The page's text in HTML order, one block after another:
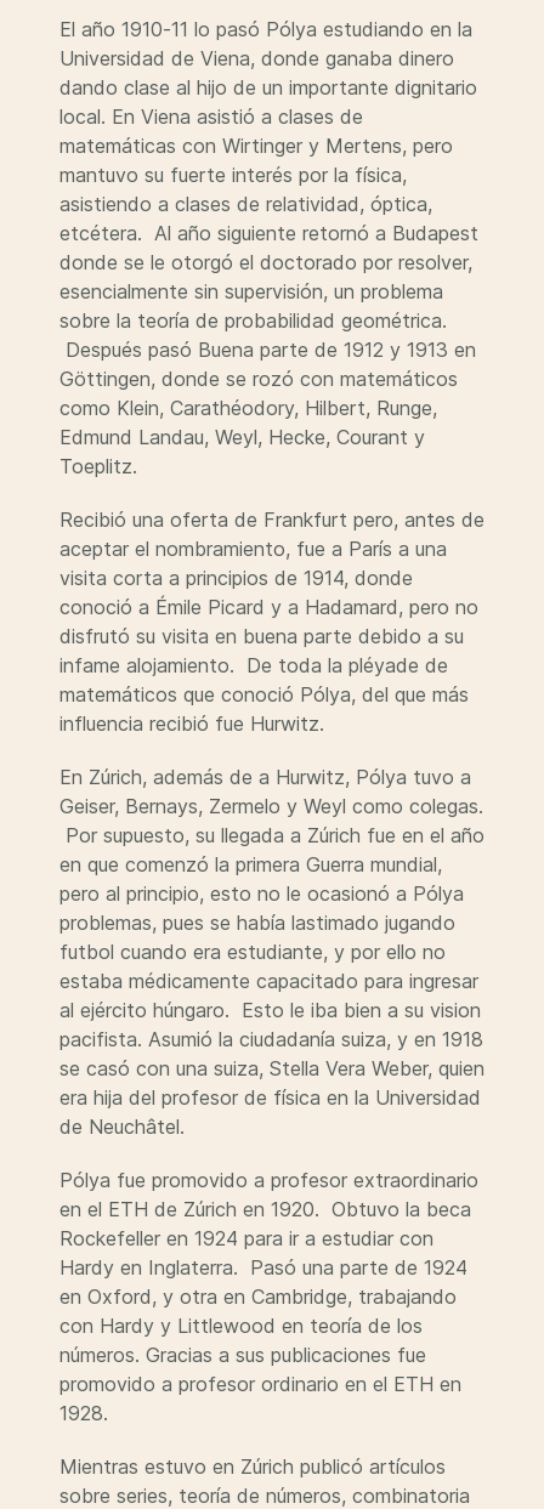
El año 1910-11 lo pasó Pólya estudiando en la
Universidad de Viena, donde ganaba dinero
dando clase al hijo de un importante dignitario
local. En Viena asistió a clases de
matemáticas con Wirtinger y Mertens, pero
mantuvo su fuerte interés por la física,
asistiendo a clases de relatividad, óptica,
etcétera. Al año siguiente retornó a Budapest
donde se le otorgó el doctorado por resolver,
esencialmente sin supervisión, un problema
sobre la teoría de probabilidad geométrica.
Después pasó Buena parte de 1912 y 1913 en
Göttingen, donde se rozó con matemáticos
como Klein, Carathéodory, Hilbert, Runge,
Edmund Landau, Weyl, Hecke, Courant y
Toeplitz.
Recibió una oferta de Frankfurt pero, antes de
aceptar el nombramiento, fue a París a una
visita corta a principios de 1914, donde
conoció a Émile Picard y a Hadamard, pero no
disfrutó su visita en buena parte debido a su
infame alojamiento. De toda la pléyade de
matemáticos que conoció Pólya, del que más
influencia recibió fue Hurwitz.
En Zúrich, además de a Hurwitz, Pólya tuvo a
Geiser, Bernays, Zermelo y Weyl como colegas.
Por supuesto, su llegada a Zúrich fue en el año
en que comenzó la primera Guerra mundial,
pero al principio, esto no le ocasionó a Pólya
problemas, pues se había lastimado jugando
futbol cuando era estudiante, y por ello no
estaba médicamente capacitado para ingresar
al ejército húngaro. Esto le iba bien a su vision
pacifista. Asumió la ciudadanía suiza, y en 1918
se casó con una suiza, Stella Vera Weber, quien
era hija del profesor de física en la Universidad
de Neuchâtel.
Pólya fue promovido a profesor extraordinario
en el ETH de Zúrich en 1920. Obtuvo la beca
Rockefeller en 1924 para ir a estudiar con
Hardy en Inglaterra. Pasó una parte de 1924
en Oxford, y otra en Cambridge, trabajando
con Hardy y Littlewood en teoría de los
números. Gracias a sus publicaciones fue
promovido a profesor ordinario en el ETH en
1928.
Mientras estuvo en Zúrich publicó artículos
sobre series, teoría de números, combinatoria